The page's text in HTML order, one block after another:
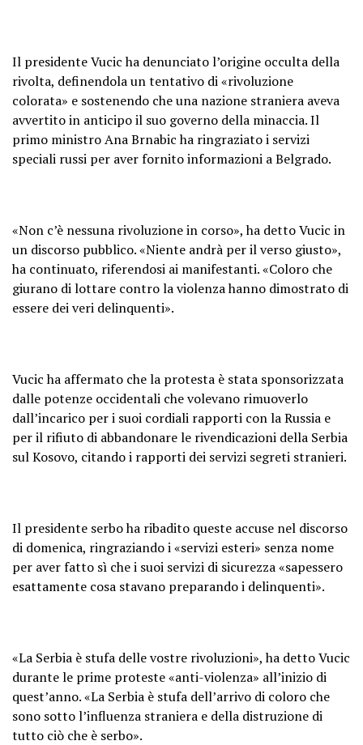
Il presidente Vucic ha denunciato l’origine occulta della
rivolta, definendola un tentativo di «rivoluzione
colorata» e sostenendo che una nazione straniera aveva
avvertito in anticipo il suo governo della minaccia. Il
primo ministro Ana Brnabiс ha ringraziato i servizi
speciali russi per aver fornito informazioni a Belgrado.
«Non c’è nessuna rivoluzione in corso», ha detto Vucic in
un discorso pubblico. «Niente andrà per il verso giusto»,
ha continuato, riferendosi ai manifestanti. «Coloro che
giurano di lottare contro la violenza hanno dimostrato di
essere dei veri delinquenti».
Vucic ha affermato che la protesta è stata sponsorizzata
dalle potenze occidentali che volevano rimuoverlo
dall’incarico per i suoi cordiali rapporti con la Russia e
per il rifiuto di abbandonare le rivendicazioni della Serbia
sul Kosovo, citando i rapporti dei servizi segreti stranieri.
Il presidente serbo ha ribadito queste accuse nel discorso
di domenica, ringraziando i «servizi esteri» senza nome
per aver fatto sì che i suoi servizi di sicurezza «sapessero
esattamente cosa stavano preparando i delinquenti».
«La Serbia è stufa delle vostre rivoluzioni», ha detto Vucic
durante le prime proteste «anti-violenza» all’inizio di
quest’anno. «La Serbia è stufa dell’arrivo di coloro che
sono sotto l’influenza straniera e della distruzione di
tutto ciò che è serbo».